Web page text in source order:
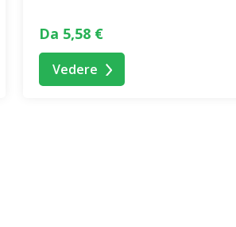
Da 5,58 €
Vedere